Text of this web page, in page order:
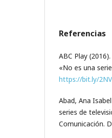
Referencias
ABC Play
«No es una
https://bit.ly/
Abad, Ana
series de
Comunicación.